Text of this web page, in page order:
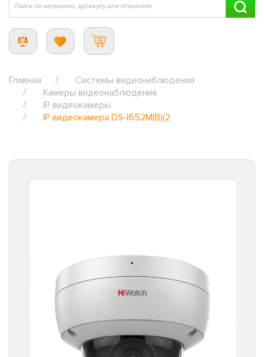
Главная
Системы видеонаблюдения
Камеры видеонаблюдения
IP видеокамеры
IP видеокамера DS-I652M(B)(2